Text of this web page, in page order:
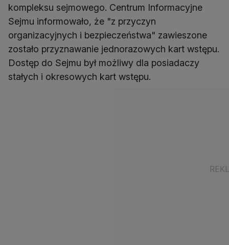
kompleksu sejmowego. Centrum Informacyjne
Sejmu informowało, że "z przyczyn
organizacyjnych i bezpieczeństwa" zawieszone
zostało przyznawanie jednorazowych kart wstępu.
Dostęp do Sejmu był możliwy dla posiadaczy
stałych i okresowych kart wstępu.